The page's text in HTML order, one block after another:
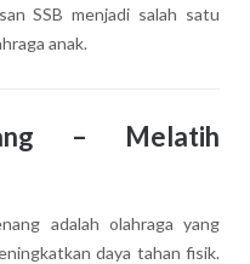
SSB menjadi salah satu
anak.
– Melatih
adalah olahraga yang
daya tahan fisik.